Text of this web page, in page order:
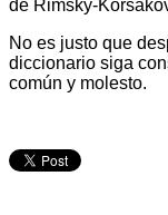
de Rimsky-
No es justo que
diccionario siga
común y molesto.